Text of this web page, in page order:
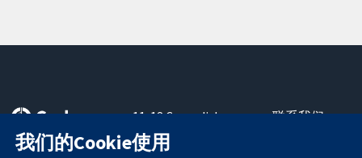
可信任的证据
11-13 Cavendish
Square
London
联系我们
我们的Cookie使用